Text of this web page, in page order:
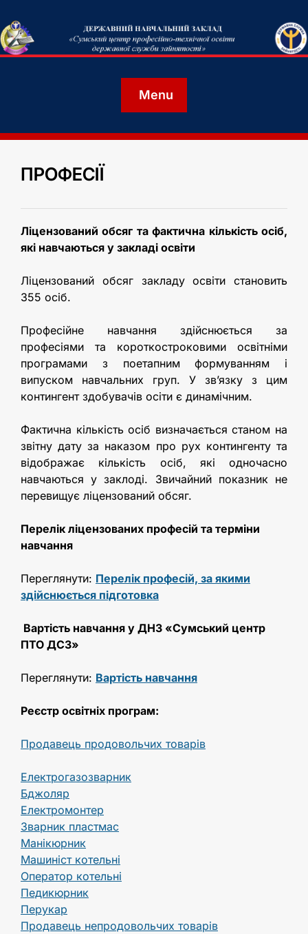
Menu
ПРОФЕСІЇ
Ліцензований обсяг та фактична кількість осіб,
які навчаються у закладі освіти
Ліцензований обсяг закладу освіти становить
355 осіб.
Професійне навчання здійснюється за
професіями та короткостроковими освітніми
програмами з поетапним формуванням і
випуском навчальних груп. У зв’язку з цим
контингент здобувачів осіти є динамічним.
Фактична кількість осіб визначається станом на
звітну дату за наказом про рух контингенту та
відображає кількість осіб, які одночасно
навчаються у заклоді. Звичайний показник не
перевищує ліцензований обсяг.
Перелік ліцензованих професій та терміни
навчання
Переглянути: Перелік професій, за якими
здійснюється підготовка
Вартість навчання у ДНЗ «Сумський центр
ПТО ДСЗ»
Переглянути: Вартість навчання
Реєстр освітніх програм:
Продавець продовольчих товарів
Електрогазозварник
Бджоляр
Електромонтер
Зварник пластмас
Манікюрник
Машиніст котельні
Оператор котельні
Педикюрник
Перукар
Продавець непродовольчих товарів